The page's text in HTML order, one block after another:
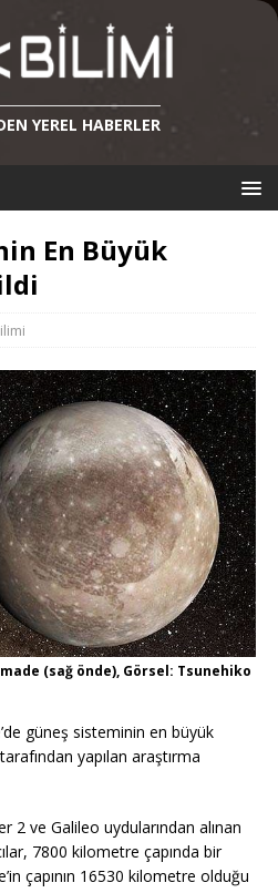
YEREL HABERLER
En Büyük
(sağ önde), Görsel: Tsunehiko
güneş sisteminin en büyük
yapılan araştırma
2 ve Galileo uydularından alınan
7800 kilometre çapında bir
çapının 16530 kilometre olduğu